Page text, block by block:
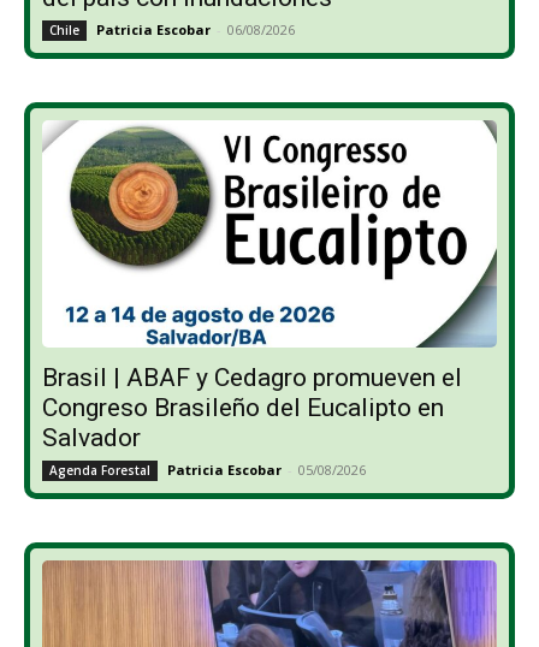
Chile Patricia Escobar - 06/08/2026
Brasil | ABAF y Cedagro promueven el
Congreso Brasileño del Eucalipto en
Salvador
Agenda Forestal Patricia Escobar - 05/08/2026